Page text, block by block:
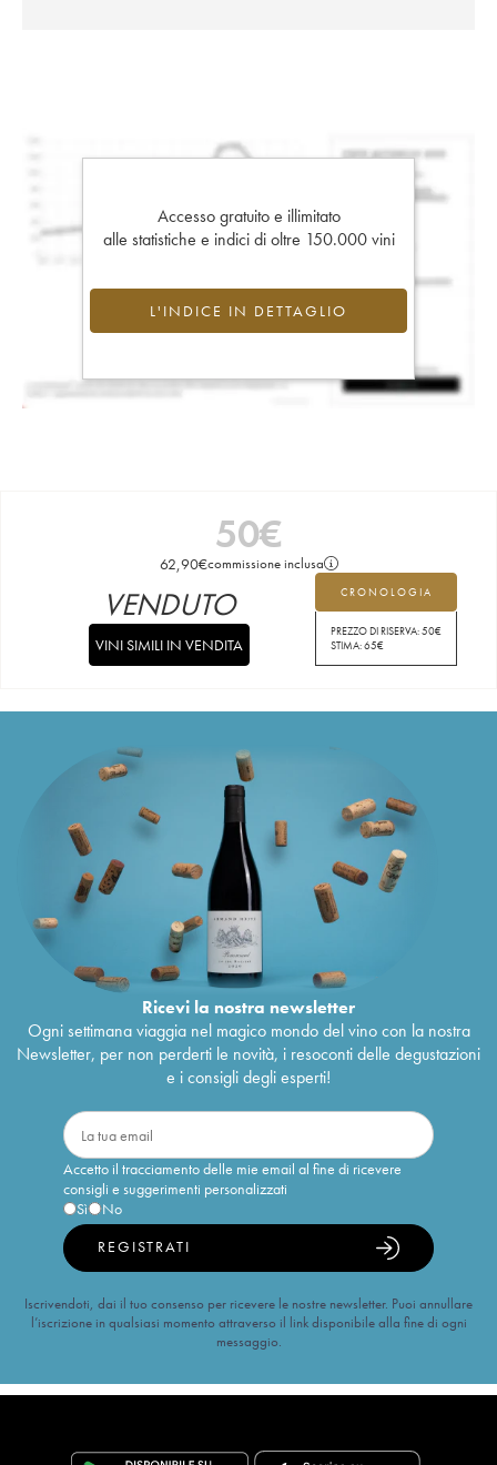
Accesso gratuito e illimitato
alle statistiche e indici di oltre 150.000 vini
L'INDICE IN DETTAGLIO
50€
62,90€commissione inclusa
CRONOLOGIA
PREZZO DI RISERVA:50€
STIMA:65€
VENDUTO
VINI SIMILI IN VENDITA
Ricevi la nostra newsletter
Ogni settimana viaggia nel magico mondo del vino con la nostra
Newsletter, per non perderti le novità, i resoconti delle degustazioni
e i consigli degli esperti!
Accetto il tracciamento delle mie email al fine di ricevere
consigli e suggerimenti personalizzati
Sì
No
REGISTRATI
Iscrivendoti, dai il tuo consenso per ricevere le nostre newsletter. Puoi annullare
l’iscrizione in qualsiasi momento attraverso il link disponibile alla fine di ogni
messaggio.